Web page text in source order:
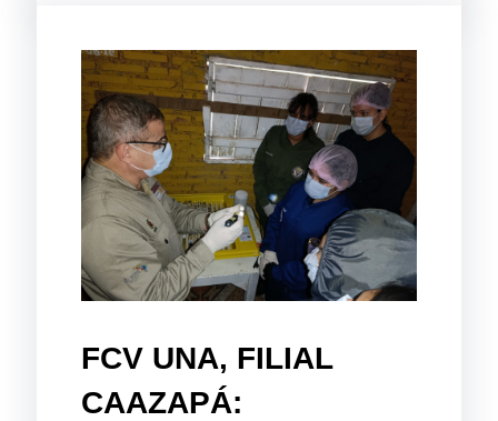
FCV UNA, FILIAL
CAAZAPÁ: